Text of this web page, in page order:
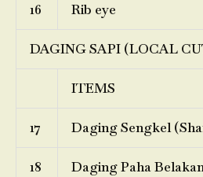
16 Rib eye
DAGING SAPI (LOCAL
ITEMS
17 Daging Sengkel
18 Daging Paha